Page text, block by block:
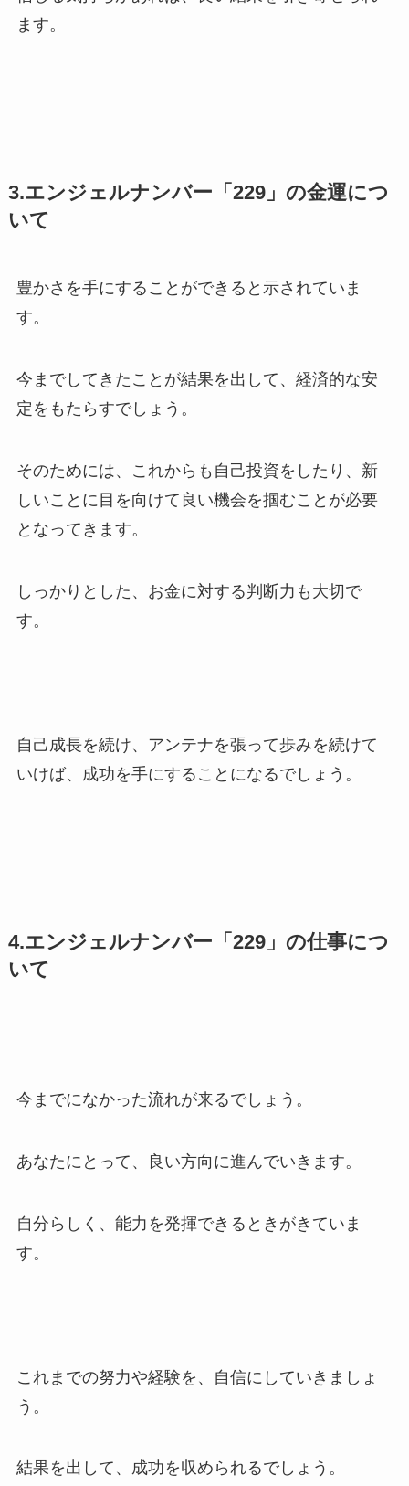
ます。
3.エンジェルナンバー「229」の金運につ
いて
豊かさを手にすることができると示されていま
す。
今までしてきたことが結果を出して、経済的な安
定をもたらすでしょう。
そのためには、これからも自己投資をしたり、新
しいことに目を向けて良い機会を掴むことが必要
となってきます。
しっかりとした、お金に対する判断力も大切で
す。
自己成長を続け、アンテナを張って歩みを続けて
いけば、成功を手にすることになるでしょう。
4.エンジェルナンバー「229」の仕事につ
いて
今までになかった流れが来るでしょう。
あなたにとって、良い方向に進んでいきます。
自分らしく、能力を発揮できるときがきていま
す。
これまでの努力や経験を、自信にしていきましょ
う。
結果を出して、成功を収められるでしょう。